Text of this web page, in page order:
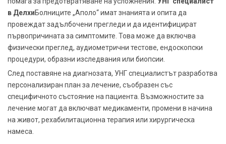
в ДелхиБолниците „Аполо“ имат знанията и опита да
провеждат задълбочени прегледи и да идентифицират
първопричината за симптомите. Това може да включва
физически преглед, аудиометрични тестове, ендоскопски
процедури, образни изследвания или биопсии.
След поставяне на диагнозата, УНГ специалистът разработва
персонализиран план за лечение, съобразен със
специфичното състояние на пациента. Възможностите за
лечение могат да включват медикаменти, промени в начина
на живот, рехабилитационна терапия или хирургическа
намеса.